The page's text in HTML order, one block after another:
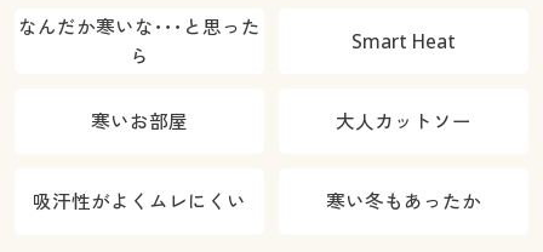
なんだか寒いな･･･と思った
ら
Smart Heat
寒いお部屋 大人カットソー
吸汗性がよくムレにくい 寒い冬もあったか